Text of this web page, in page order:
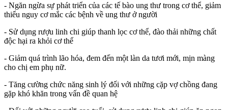
- Ngăn ngừa sự phát triển của các tế bào ung thư trong cơ thể, giảm
thiểu nguy cơ mắc các bệnh về ung thư ở người
- Sử dụng rượu linh chi giúp thanh lọc cơ thể, đào thải những chất
độc hại ra khỏi cơ thể
- Giảm quá trình lão hóa, đem đến một làn da tươi mới, mịn màng
cho chị em phụ nữ.
- Tăng cường chức năng sinh lý đối với những cặp vợ chồng đang
gặp khó khăn trong vấn đề quan hệ